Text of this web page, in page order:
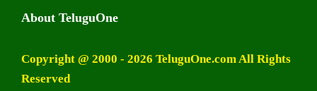
About TeluguOne
Copyright @ 2000 - 2026 TeluguOne.com All Rights
Reserved